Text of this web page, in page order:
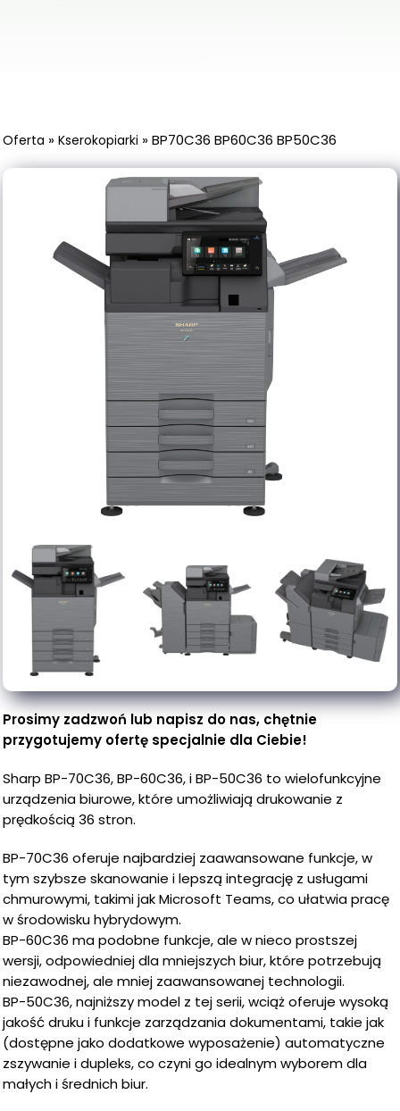
Oferta » Kserokopiarki »BP70C36 BP60C36 BP50C36
Prosimy zadzwoń lub napisz do nas, chętnie
przygotujemy ofertę specjalnie dla Ciebie!
Sharp BP-70C36, BP-60C36, i BP-50C36 to wielofunkcyjne
urządzenia biurowe, które umożliwiają drukowanie z
prędkością 36 stron.
BP-70C36 oferuje najbardziej zaawansowane funkcje, w
tym szybsze skanowanie i lepszą integrację z usługami
chmurowymi, takimi jak Microsoft Teams, co ułatwia pracę
w środowisku hybrydowym.
BP-60C36 ma podobne funkcje, ale w nieco prostszej
wersji, odpowiedniej dla mniejszych biur, które potrzebują
niezawodnej, ale mniej zaawansowanej technologii.
BP-50C36, najniższy model z tej serii, wciąż oferuje wysoką
jakość druku i funkcje zarządzania dokumentami, takie jak
(dostępne jako dodatkowe wyposażenie) automatyczne
zszywanie i dupleks, co czyni go idealnym wyborem dla
małych i średnich biur.